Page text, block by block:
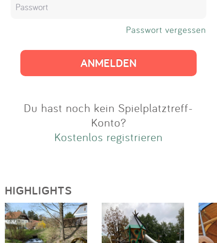
Passwort vergessen
Du hast noch kein Spielplatztreff-
Konto?
Kostenlos registrieren
HIGHLIGHTS